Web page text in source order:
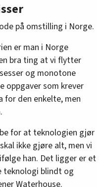
på omstilling i Norge.
er man i Norge
bra ting at vi flytter
og monotone
oppgaver som krever
for den enkelte, men
for at teknologien gjør
ikke gjøre alt, men vi
han. Det ligger er et
teknologi blindt og
Waterhouse.